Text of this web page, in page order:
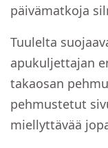
päivämatkoja
Tuulelta
apukuljettajan
takaosan
pehmustetut
miellyttävää